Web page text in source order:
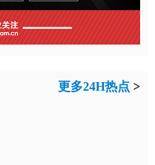
更多24H热点 >